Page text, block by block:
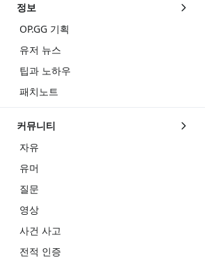
정보
OP.GG 기획
유저 뉴스
팁과 노하우
패치노트
커뮤니티
자유
유머
질문
영상
사건 사고
전적 인증